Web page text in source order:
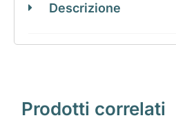
Descrizione
Prodotti correlati